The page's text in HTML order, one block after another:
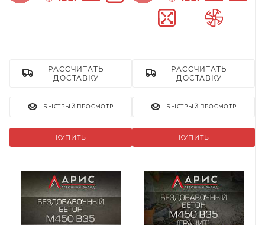
КУПИТЬ
РАССЧИТАТЬ
ДОСТАВКУ
БЫСТРЫЙ ПРОСМОТР
БезусадочныйБетон
КУПИТЬ
РАССЧИТАТЬ
ДОСТАВКУ
БЫСТРЫЙ ПРОСМОТР